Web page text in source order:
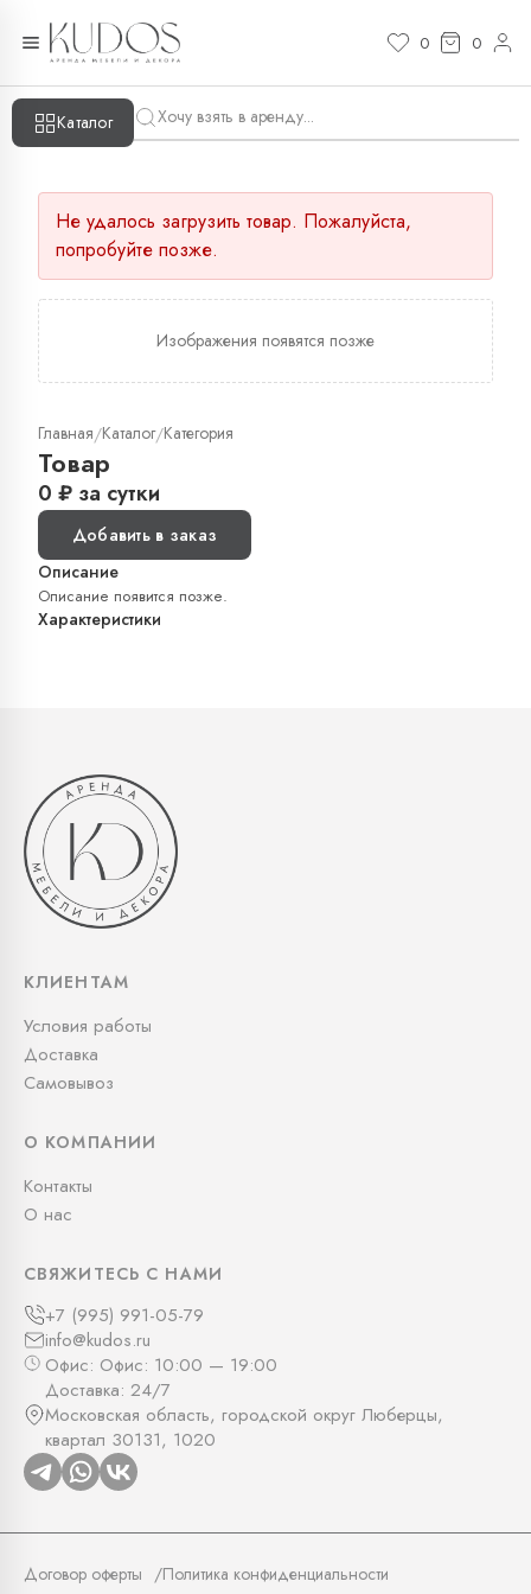
0 0
Каталог
Не удалось загрузить товар. Пожалуйста,
попробуйте позже.
Изображения появятся позже
Главная/Каталог/Категория
Товар
0 ₽ за сутки
Добавить в заказ
Описание
Описание появится позже.
Характеристики
КЛИЕНТАМ
Условия работы
Доставка
Самовывоз
О КОМПАНИИ
Контакты
О нас
СВЯЖИТЕСЬ С НАМИ
+7 (995) 991-05-79
info@kudos.ru
Офис: Офис: 10:00 — 19:00
Доставка: 24/7
Московская область, городской округ Люберцы,
квартал 30131, 1020
Договор оферты Политика конфиденциальности